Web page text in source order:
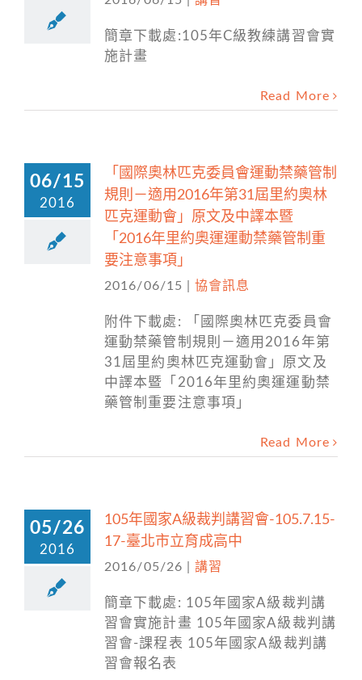
簡章下載處:105年C級教練講習會實
施計畫
Read More
06/15
2016
「國際奧林匹克委員會運動禁藥管制
規則－適用2016年第31屆里約奧林
匹克運動會」原文及中譯本暨
「2016年里約奧運運動禁藥管制重
要注意事項」
2016/06/15 協會訊息
附件下載處: 「國際奧林匹克委員會
運動禁藥管制規則－適用2016年第
31屆里約奧林匹克運動會」原文及
中譯本暨「2016年里約奧運運動禁
藥管制重要注意事項」
Read More
05/26
2016
105年國家A級裁判講習會-105.7.15-
17-臺北市立育成高中
2016/05/26 講習
簡章下載處: 105年國家A級裁判講
習會實施計畫 105年國家A級裁判講
習會-課程表 105年國家A級裁判講
習會報名表